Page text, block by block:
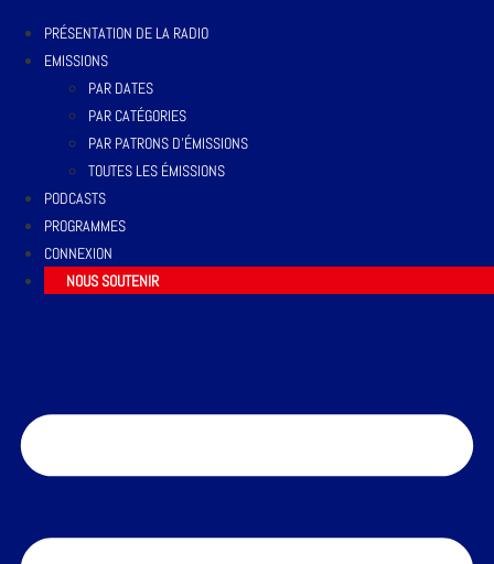
PRÉSENTATION DE LA RADIO
EMISSIONS
PAR DATES
PAR CATÉGORIES
PAR PATRONS D’ÉMISSIONS
TOUTES LES ÉMISSIONS
PODCASTS
PROGRAMMES
CONNEXION
NOUS SOUTENIR